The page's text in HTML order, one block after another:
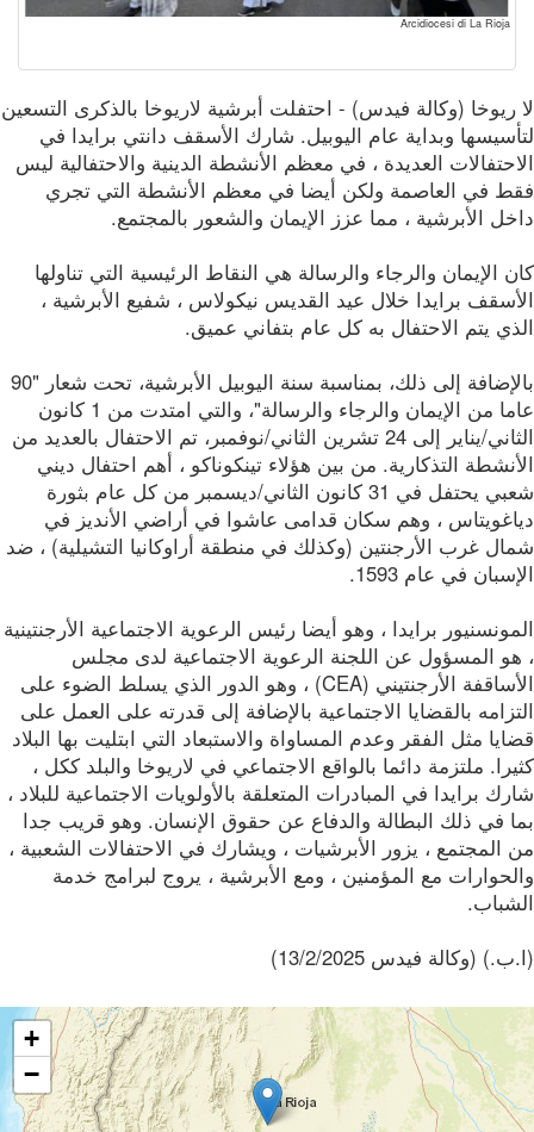
Arcidiocesi di La Rioja
ريوخا (وكالة فيدس) - احتفلت أبرشية لاريوخا بالذكرى التسعين
وبداية عام اليوبيل. شارك الأسقف دانتي برايدا في
العديدة ، في معظم الأنشطة الدينية والاحتفالية ليس
في العاصمة ولكن أيضا في معظم الأنشطة التي تجري
الأبرشية ، مما عزز الإيمان والشعور بالمجتمع.
الإيمان والرجاء والرسالة هي النقاط الرئيسية التي تناولها
برايدا خلال عيد القديس نيكولاس ، شفيع الأبرشية ،
يتم الاحتفال به كل عام بتفاني عميق.
بالإضافة إلى ذلك، بمناسبة سنة اليوبيل الأبرشية، تحت شعار "90
عاما من الإيمان والرجاء والرسالة"، والتي امتدت من 1 كانون
الثاني/يناير إلى 24 تشرين الثاني/نوفمبر، تم الاحتفال بالعديد من
التذكارية. من بين هؤلاء تينكوناكو ، أهم احتفال ديني
شعبي يحتفل في 31 كانون الثاني/ديسمبر من كل عام بثورة
، وهم سكان قدامى عاشوا في أراضي الأنديز في
غرب الأرجنتين (وكذلك في منطقة أراوكانيا التشيلية) ، ضد
في عام 1593.
برايدا ، وهو أيضا رئيس الرعوية الاجتماعية الأرجنتينية
المسؤول عن اللجنة الرعوية الاجتماعية لدى مجلس
الأساقفة الأرجنتيني (CEA) ، وهو الدور الذي يسلط الضوء على
بالقضايا الاجتماعية بالإضافة إلى قدرته على العمل على
مثل الفقر وعدم المساواة والاستبعاد التي ابتليت بها البلاد
ملتزمة دائما بالواقع الاجتماعي في لاريوخا والبلد ككل ،
برايدا في المبادرات المتعلقة بالأولويات الاجتماعية للبلاد ،
في ذلك البطالة والدفاع عن حقوق الإنسان. وهو قريب جدا
المجتمع ، يزور الأبرشيات ، ويشارك في الاحتفالات الشعبية ،
مع المؤمنين ، ومع الأبرشية ، يروج لبرامج خدمة
(وكالة فيدس 13/2/2025)
+
−